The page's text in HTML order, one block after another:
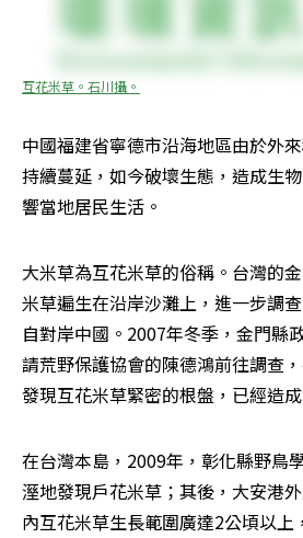
互花米草。石川攝。
中國福建省寧德市沿海地區由於外
持續蔓延，如今破壞生態，造成生
響當地居民生活。
大米草為互花米草的俗稱。台灣的
米草遍生在沿岸沙灘上，進一步調
自對岸中國。2007年冬季，金門縣
請荒野保護協會的陳德鴻前往調查
發現互花米草緊密的根盤，已經造
在台灣本島，2009年，彰化縣野鳥
溼地發現戶花米草；其後，大安港
內互花米草生長範圍廣達2公頃以上